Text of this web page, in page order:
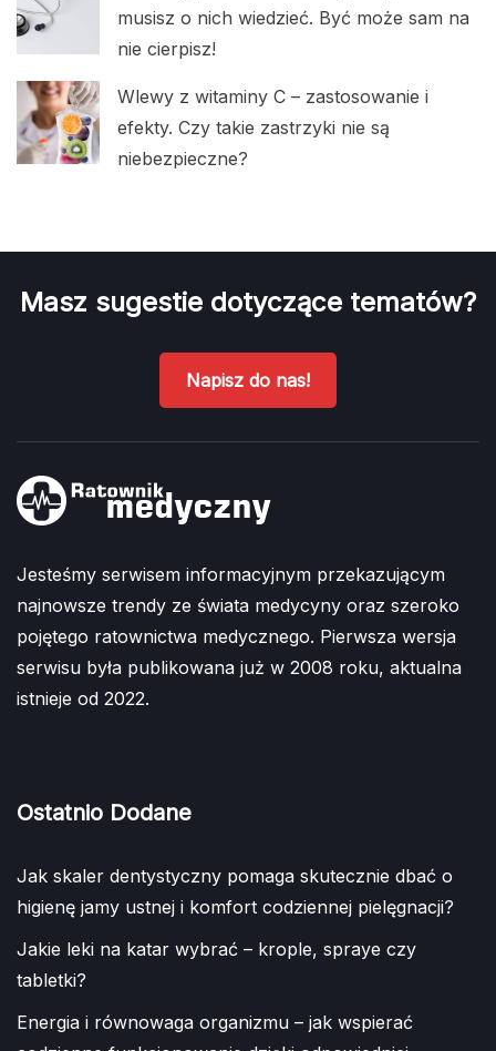
musisz o nich wiedzieć. Być może sam na
nie cierpisz!
Wlewy z witaminy C – zastosowanie i
efekty. Czy takie zastrzyki nie są
niebezpieczne?
Masz sugestie dotyczące tematów?
Napisz do nas!
Jesteśmy serwisem informacyjnym przekazującym
najnowsze trendy ze świata medycyny oraz szeroko
pojętego ratownictwa medycznego. Pierwsza wersja
serwisu była publikowana już w 2008 roku, aktualna
istnieje od 2022.
Ostatnio Dodane
Jak skaler dentystyczny pomaga skutecznie dbać o
higienę jamy ustnej i komfort codziennej pielęgnacji?
Jakie leki na katar wybrać – krople, spraye czy
tabletki?
Energia i równowaga organizmu – jak wspierać